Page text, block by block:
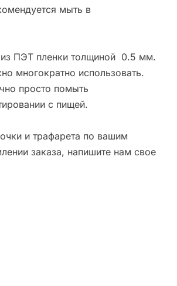
мыть в
ПЭТ пленки толщиной 0.5 мм.
многократно использовать.
просто помыть
с пищей.
и трафарета по вашим
заказа, напишите нам свое